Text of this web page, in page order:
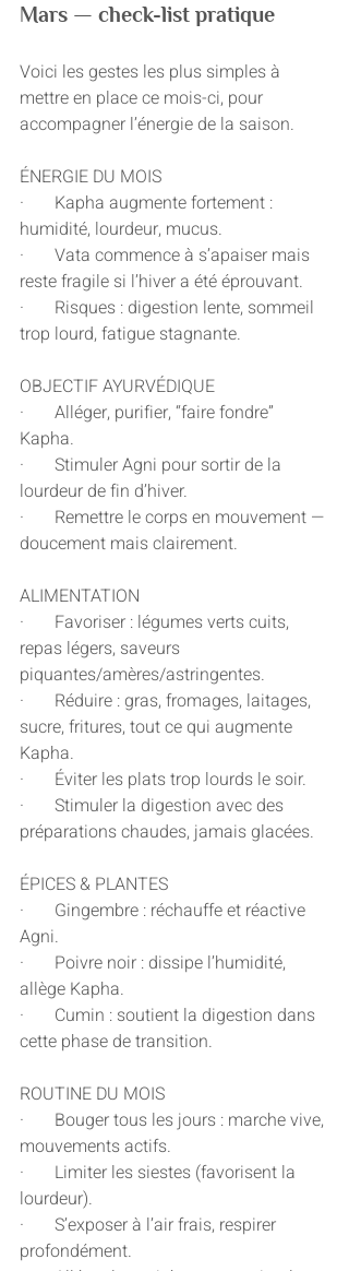
Mars — check-list pratique
Voici les gestes les plus simples à
mettre en place ce mois-ci, pour
accompagner l’énergie de la saison.
ÉNERGIE DU MOIS
·       Kapha augmente fortement :
humidité, lourdeur, mucus.
·       Vata commence à s’apaiser mais
reste fragile si l’hiver a été éprouvant.
·       Risques : digestion lente, sommeil
trop lourd, fatigue stagnante.
OBJECTIF AYURVÉDIQUE
·       Alléger, purifier, “faire fondre”
Kapha.
·       Stimuler Agni pour sortir de la
lourdeur de fin d’hiver.
·       Remettre le corps en mouvement —
doucement mais clairement.
ALIMENTATION
·       Favoriser : légumes verts cuits,
repas légers, saveurs
piquantes/amères/astringentes.
·       Réduire : gras, fromages, laitages,
sucre, fritures, tout ce qui augmente
Kapha.
·       Éviter les plats trop lourds le soir.
·       Stimuler la digestion avec des
préparations chaudes, jamais glacées.
ÉPICES & PLANTES
·       Gingembre : réchauffe et réactive
Agni.
·       Poivre noir : dissipe l’humidité,
allège Kapha.
·       Cumin : soutient la digestion dans
cette phase de transition.
ROUTINE DU MOIS
·       Bouger tous les jours : marche vive,
mouvements actifs.
·       Limiter les siestes (favorisent la
lourdeur).
·       S’exposer à l’air frais, respirer
profondément.